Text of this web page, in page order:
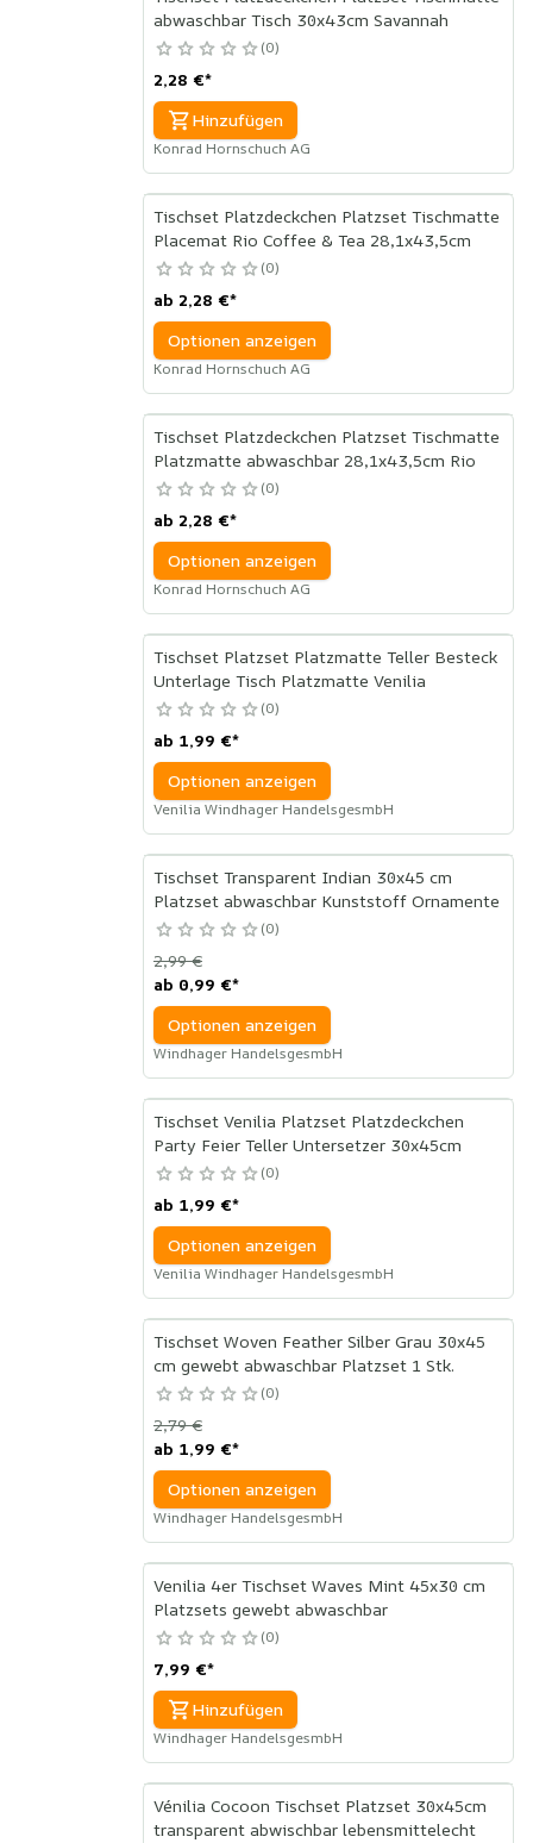
abwaschbar Tisch 30x43cm Savannah
0
2,28 €*
Hinzufügen
Konrad Hornschuch AG
Tischset Platzdeckchen Platzset Tischmatte
Placemat Rio Coffee & Tea 28,1x43,5cm
0
ab 2,28 €*
Optionen anzeigen
Konrad Hornschuch AG
Tischset Platzdeckchen Platzset Tischmatte
Platzmatte abwaschbar 28,1x43,5cm Rio
0
ab 2,28 €*
Optionen anzeigen
Konrad Hornschuch AG
Tischset Platzset Platzmatte Teller Besteck
Unterlage Tisch Platzmatte Venilia
0
ab 1,99 €*
Optionen anzeigen
Venilia Windhager HandelsgesmbH
Tischset Transparent Indian 30x45 cm
Platzset abwaschbar Kunststoff Ornamente
0
ab 0,99 €*
2,99 €
Optionen anzeigen
Windhager HandelsgesmbH
Tischset Venilia Platzset Platzdeckchen
Party Feier Teller Untersetzer 30x45cm
0
ab 1,99 €*
Optionen anzeigen
Venilia Windhager HandelsgesmbH
Tischset Woven Feather Silber Grau 30x45
cm gewebt abwaschbar Platzset 1 Stk.
0
ab 1,99 €*
2,79 €
Optionen anzeigen
Windhager HandelsgesmbH
Venilia 4er Tischset Waves Mint 45x30 cm
Platzsets gewebt abwaschbar
0
7,99 €*
Hinzufügen
Windhager HandelsgesmbH
Vénilia Cocoon Tischset Platzset 30x45cm
transparent abwischbar lebensmittelecht